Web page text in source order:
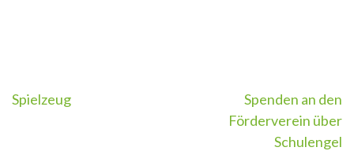
Beitragsnavigation
Spielzeug
Spenden an den
Förderverein über
Schulengel